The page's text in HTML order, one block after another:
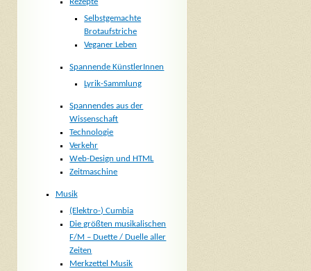
Selbstgemachte
Brotaufstriche
Veganer Leben
Spannende KünstlerInnen
Lyrik-Sammlung
Spannendes aus der
Wissenschaft
Technologie
Verkehr
Web-Design und HTML
Zeitmaschine
Musik
(Elektro-) Cumbia
Die größten musikalischen
F/M – Duette / Duelle aller
Zeiten
Merkzettel Musik